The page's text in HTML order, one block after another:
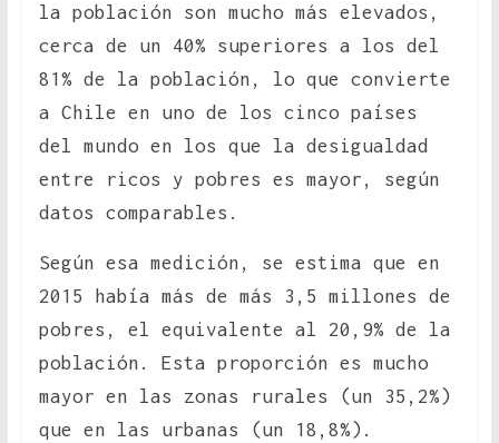
la población son mucho más elevados,
cerca de un 40% superiores a los del
81% de la población, lo que convierte
a Chile en uno de los cinco países
del mundo en los que la desigualdad
entre ricos y pobres es mayor, según
datos comparables.
Según esa medición, se estima que en
2015 había más de más 3,5 millones de
pobres, el equivalente al 20,9% de la
población. Esta proporción es mucho
mayor en las zonas rurales (un 35,2%)
que en las urbanas (un 18,8%).